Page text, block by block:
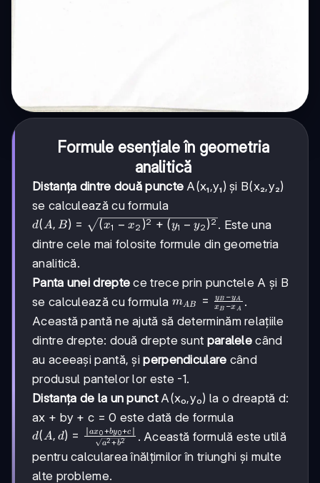
Formule esențiale în geometria
analitică
Distanța dintre două puncte A(x₁,y₁) și B(x₂,y₂)
se calculează cu formula
d(A,B) =
\sqrt{(x_1-
x_2)^2+
(y_1-
y_2)^2}
d(A, B) = (x1 − x2 )2 + (y1 − y2 )2 . Este una
dintre cele mai folosite formule din geometria
analitică.
Panta unei drepte ce trece prin punctele A și B
se calculează cu formula m_{AB} =
\frac{y_B-
y_A}
{x_B-
x_A}
mAB = xB −xA
yB −yA
.
Această pantă ne ajută să determinăm relațiile
dintre drepte: două drepte sunt paralele când
au aceeași pantă, șiperpendiculare când
produsul pantelor lor este -1.
Distanța de la un punctA(x₀,y₀) la o dreaptă d:
ax + by + c = 0 este dată de formula
d(A,d) =
\frac{|ax_0+by_0+c|}
{\sqrt{a^2+b^2}}
d(A, d) =
a2+b2
∣ax0 +by0+c ∣ . Această formulă este utilă
pentru calcularea înălțimilor în triunghi și multe
alte probleme.